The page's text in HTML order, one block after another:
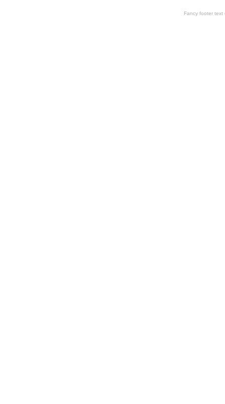
Fancy footer